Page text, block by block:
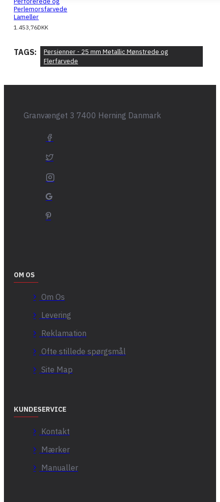
Perlemorsfarvede
Lameller
1.453,76DKK
TAGS:
Persienner - 25 mm Metallic Mønstrede og
Flerfarvede
Granvænget 3 7400 Herning Danmark
OM OS
Om Os
Levering
Reklamation
Ofte stillede spørgsmål
Site Map
KUNDESERVICE
Kontakt
Mærker
Manualler